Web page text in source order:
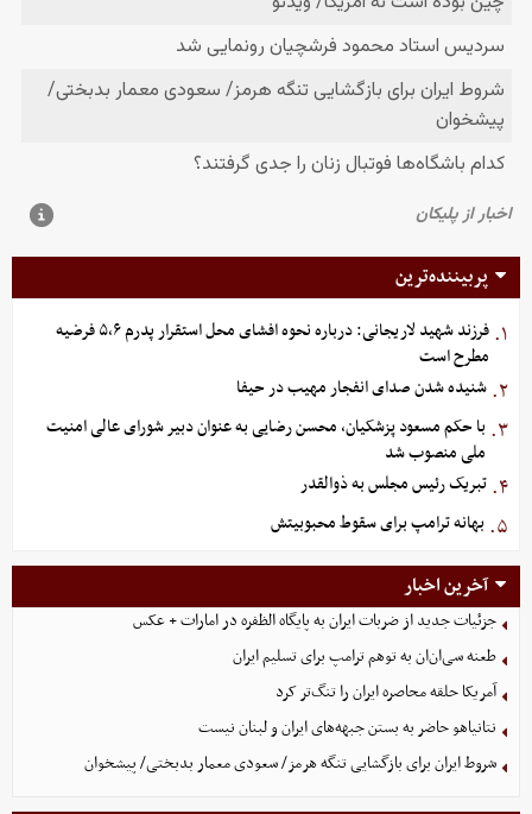
پربیننده‌ترین
۱.
فرزند شهید لاریجانی: درباره نحوه افشای محل استقرار پدرم ۵،۶ فرضیه
مطرح است
۲. شنیده شدن صدای انفجار مهیب در حیفا
۳. با حکم مسعود پزشکیان، محسن رضایی به عنوان دبیر شورای عالی امنیت
ملی منصوب شد
۴. تبریک رئیس مجلس به ذوالقدر
۵. بهانه ترامپ برای سقوط محبوبیتش
آخرین اخبار
جزئیات جدید از ضربات ایران به پایگاه الظفره در امارات + عکس
طعنه سی‌ان‌ان به توهم ترامپ برای تسلیم ایران
آمریکا حلقه محاصره ایران را تنگ‌تر کرد
نتانیاهو حاضر به بستن جبهه‌های ایران و لبنان نیست
شروط ایران برای بازگشایی تنگه هرمز/ سعودی معمار بدبختی/ پیشخوان